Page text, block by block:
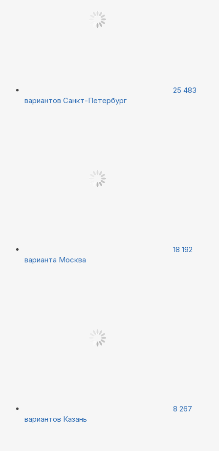
25 483
вариантов Санкт-Петербург
18 192
варианта Москва
8 267
вариантов Казань